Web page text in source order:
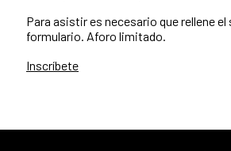
Para asistir es necesario que rellene
formulario. Aforo limitado.
Inscríbete